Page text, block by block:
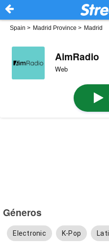
Spain > Madrid Province > Madrid
AimRadio
Web
Géneros
Electronic K-Pop